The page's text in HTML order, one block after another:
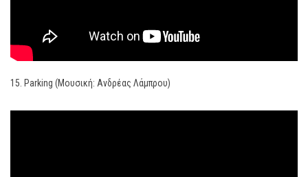
15. Parking (Μουσική: Ανδρέας Λάμπρου)